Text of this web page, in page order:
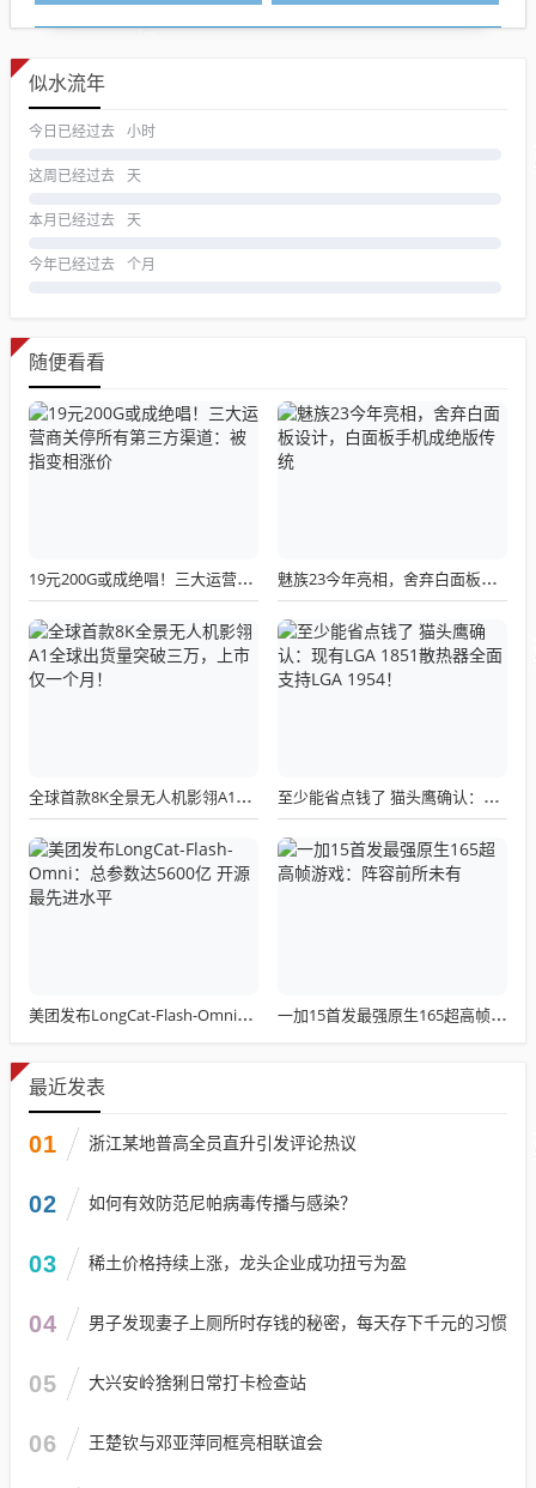
似水流年
今日已经过去 小时
这周已经过去 天
本月已经过去 天
今年已经过去 个月
随便看看
19元200G或成绝唱！三大运营商关停所有第三方渠道：被指变相涨价 魅族23今年亮相，舍弃白面板设计，白面板手机成绝版传统
全球首款8K全景无人机影翎A1全球出货量突破三万，上市仅一个月！ 至少能省点钱了 猫头鹰确认：现有LGA 1851散热器全面支持LGA 1954！
美团发布LongCat-Flash-Omni：总参数达5600亿 开源最先进水平 一加15首发最强原生165超高帧游戏：阵容前所未有
最近发表
01 浙江某地普高全员直升引发评论热议
02 如何有效防范尼帕病毒传播与感染？
03 稀土价格持续上涨，龙头企业成功扭亏为盈
04 男子发现妻子上厕所时存钱的秘密，每天存下千元的习惯
05 大兴安岭猞猁日常打卡检查站
06 王楚钦与邓亚萍同框亮相联谊会